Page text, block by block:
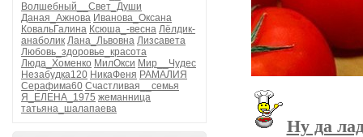
Волшебный__Свет_Души
Даная_Ажнова Иванова_Оксана
КовальГалина Ксюша_-весна Лёлдик-
анаболик Лана_Львовна Лизсавета
Любовь_здоровье_красота
Люда_Хоменко МилОкси Мир__Чудес
Незабудка120 НикаФеня РАМАЛИЯ
Серафима60 Счастливая__семья
Я_ЕЛЕНА_1975 жеманница
татьяна_шалапаева
Ну да